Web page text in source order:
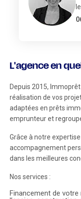
L'agence en
Depuis 2015,
réalisation de vos
adaptées en prêts
emprunteur et
Grâce à notre
accompagnement
dans les meilleures
Nos services :
Financement de votre